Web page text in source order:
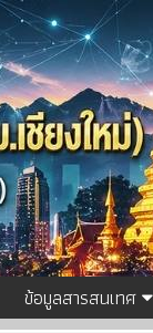
ข้อมูลสารสนเทศ